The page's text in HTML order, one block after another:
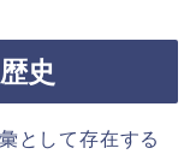
史
として存在する